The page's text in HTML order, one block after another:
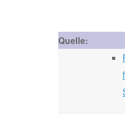
Quelle: